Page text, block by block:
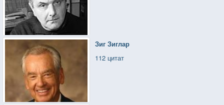
Зиг Зиглар
112 цитат